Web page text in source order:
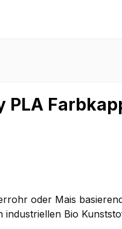
oder Mais
Bio